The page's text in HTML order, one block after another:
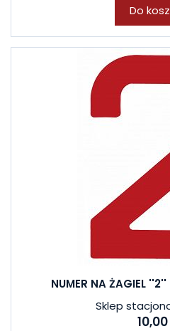
Do
NUMER NA ŻAGIEL
Sklep
10,00